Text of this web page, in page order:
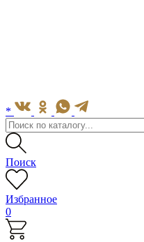
*
Поиск
Избранное
0